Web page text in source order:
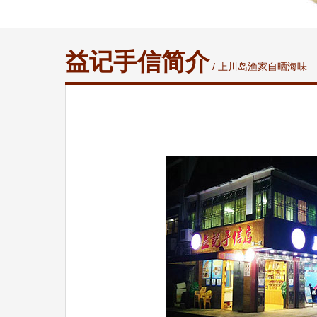
益记手信简介 / 上川岛渔家自晒海味